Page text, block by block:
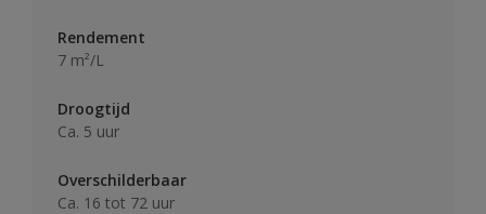
Rendement
7 m²/L
Droogtijd
Ca. 5 uur
Overschilderbaar
Ca. 16 tot 72 uur